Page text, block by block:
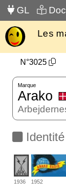
GL
Les
N°3025
Marque
Arako
1936 1952